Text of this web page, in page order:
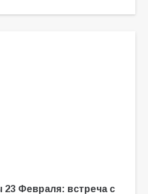
Февраля: встреча с